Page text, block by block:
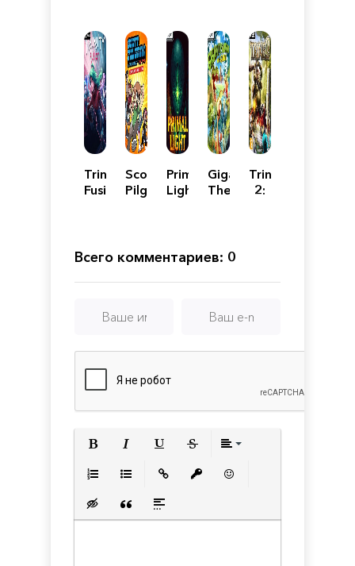
Trinity
Fusion
Scott
Pilgrim
The
-
Edition
Primal
Light
Gigantosaurus
The
Trine
2:
Всего комментариев: 0
Вставка скрытого текста
Вставка цитаты
Вставка спойлера